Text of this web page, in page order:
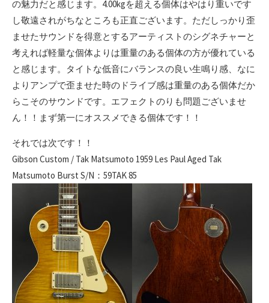
の魅力だと感じます。4.00kgを超える個体はやはり重いです
し敬遠されがちなところも正直ございます。ただしっかり歪
ませたサウンドを得意とするアーティストのシグネチャーと
考えれば軽量な個体よりは重量のある個体の方が優れている
と感じます。タイトな低音にバランスの良い生鳴り感、なに
よりアンプで歪ませた時のドライブ感は重量のある個体だか
らこそのサウンドです。エフェクトのりも問題ございませ
ん！！まず第一にオススメできる個体です！！
それでは次です！！
Gibson Custom / Tak Matsumoto 1959 Les Paul Aged Tak
Matsumoto Burst S/N：59TAK 85